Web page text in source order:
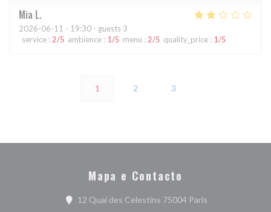
Mia L
2026-06-11 - 19:30 - guests 3
service : 2/5 ambience : 1/5 menu : 2/5 quality_price : 1/5
1 2 3
Mapa e Contacto
12 Quai des Celestins 75004 Paris